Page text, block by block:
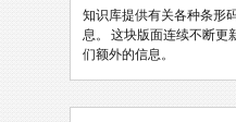
知识库提供有关各种条形
息。 这块版面连续不断
们额外的信息。